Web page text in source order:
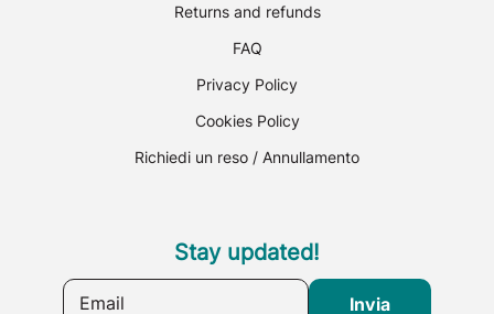
Returns and refunds
FAQ
Privacy Policy
Cookies Policy
Richiedi un reso / Annullamento
Stay updated!
Email Invia